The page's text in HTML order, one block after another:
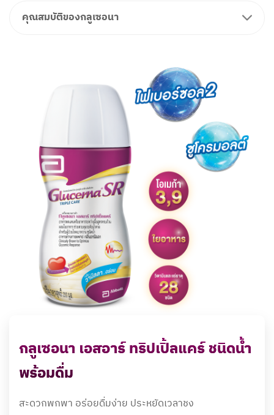
คุณสมบัติของกลูเซอนา
กลูเซอนา เอสอาร์ ทริปเปิ้ลแคร์ ชนิดน้ำ
พร้อมดื่ม
สะดวกพกพา อร่อยดื่มง่าย ประหยัดเวลาชง